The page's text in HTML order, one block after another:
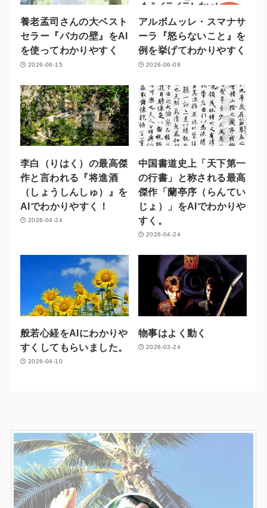
養老孟司さんの大ベスト
セラー『バカの壁』をAI
を使ってわかりやすく
2026-06-15
アルボムッレ・スマナサ
ーラ『怒らないこと』を
例を挙げてわかりやすく
2026-06-09
李白（りはく）の最高傑
作と言われる『将進酒
（しょうしんしゅ）』を
AIでわかりやすく！
2026-04-24
中国書道史上「天下第一
の行書」と称される最高
傑作「蘭亭序（らんてい
じょ）」をAIでわかりや
すく。
2026-04-24
般若心経をAIにわかりや
すくしてもらいました。
2026-04-10
物事はよく動く
2026-03-24